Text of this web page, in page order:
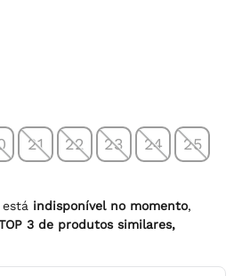
21 22 23 24 25
indisponível no momento,
3 de produtos similares,